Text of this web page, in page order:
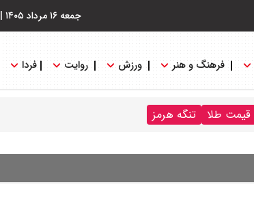
جمعه ۱۶ مرداد ۱۴۰۵ |
فرهنگ و هنر ورزش روایت فردا
قیمت طلا تنگه هرمز